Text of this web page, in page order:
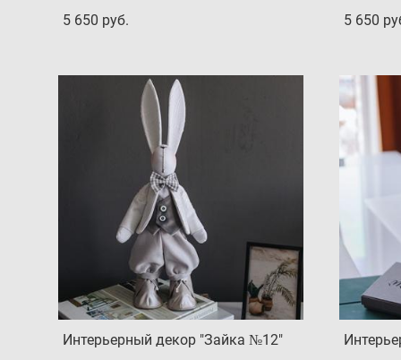
5 650 pуб.
5 650
Интерьерный декор "Зайка №12"